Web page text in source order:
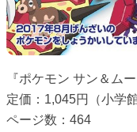
『ポケモン サン＆ム
定価：1,045円（小学館
ページ数：464